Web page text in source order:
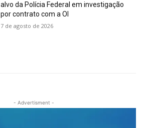
alvo da Polícia Federal em investigação
por contrato com a OI
7 de agosto de 2026
- Advertisment -